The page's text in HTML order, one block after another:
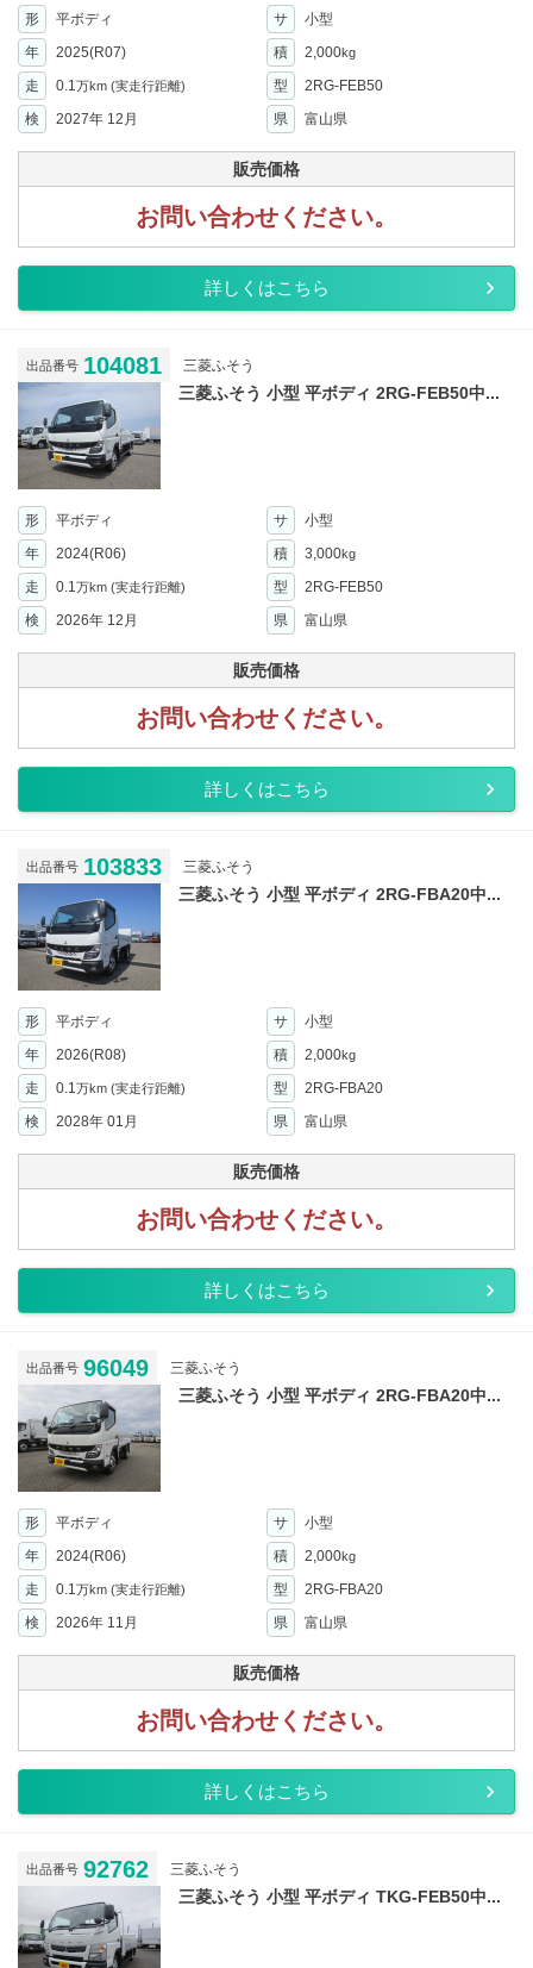
形 平ボディ サ
小型
年
2025(R07) 積 2,000kg
走 0.1万km (実走行距離) 型
2RG-FEB50
検
2027年 12月 県 富山県
販売価格
お問い合わせください。
詳しくはこちら
出品番号 104081 三菱ふそう
三菱ふそう 小型 平ボディ 2RG-FEB50中...
形 平ボディ サ
小型
年
2024(R06) 積 3,000kg
走 0.1万km (実走行距離) 型
2RG-FEB50
検
2026年 12月 県 富山県
販売価格
お問い合わせください。
詳しくはこちら
出品番号 103833 三菱ふそう
三菱ふそう 小型 平ボディ 2RG-FBA20中...
形 平ボディ サ
小型
年
2026(R08) 積 2,000kg
走 0.1万km (実走行距離) 型
2RG-FBA20
検
2028年 01月 県 富山県
販売価格
お問い合わせください。
詳しくはこちら
出品番号 96049 三菱ふそう
三菱ふそう 小型 平ボディ 2RG-FBA20中...
形 平ボディ サ
小型
年
2024(R06) 積 2,000kg
走 0.1万km (実走行距離) 型
2RG-FBA20
検
2026年 11月 県 富山県
販売価格
お問い合わせください。
詳しくはこちら
出品番号 92762 三菱ふそう
三菱ふそう 小型 平ボディ TKG-FEB50中...